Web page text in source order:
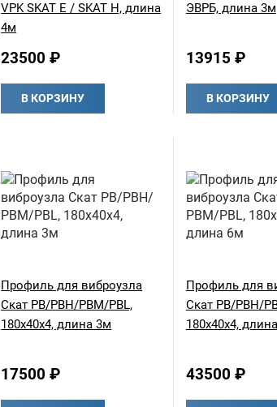
VPK SKAT E / SKAT H, длина
4м
23500 ₽
В КОРЗИНУ
ЭВРБ, длина 3м
13915 ₽
В КОРЗИНУ
Профиль для виброузла
Скат РВ/РВН/РВМ/PBL,
180х40х4, длина 3м
17500 ₽
Профиль для
Скат РВ/РВН/
180х40х4,
43500 ₽